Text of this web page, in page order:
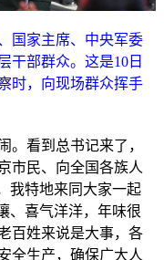
国家主席、中央军委
干部群众。这是10日
时，向现场群众挥手
。看到总书记来了，
市民、向全国各族人
我特地来同大家一起
、喜气洋洋，年味很
百姓来说是大事，各
全生产，确保广大人